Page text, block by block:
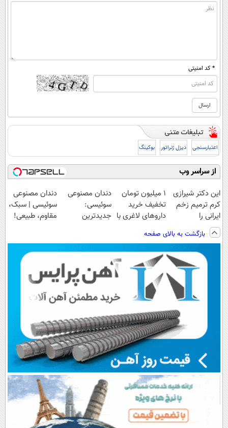
* کد امنیتی
اعتبارسنجی دیزل ژنراتور بوکینگ
از سراسر وب
این دکتر شیرازی
کرم ترمیم زخم
ایرانی را
ساخت!!!
1 میلیون تومان
تخفیف خرید
داروهای لاغری با
داروخانه و پک
یخ!
دندان مصنوعی
سوئیسی:
جدیدترین
پرداخت قسطی
دندان مصنوعی
سوئیسی | سبک،
مقاوم، طبیعی!
اقساطی😍
بازگشت به بالای صفحه